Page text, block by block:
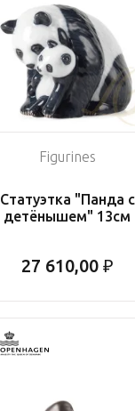
Figurines
Статуэтка "Панда с
детёнышем" 13см
27 610,00 ₽